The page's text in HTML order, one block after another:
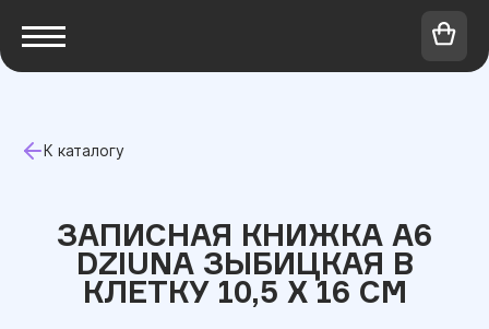
К каталогу
ЗАПИСНАЯ КНИЖКА A6
DZIUNA ЗЫБИЦКАЯ В
КЛЕТКУ 10,5 X 16 СМ